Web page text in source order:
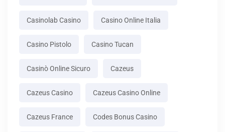
Casinolab Casino Casino Online Italia
Casino Pistolo Casino Tucan
Casinò Online Sicuro Cazeus
Cazeus Casino Cazeus Casino Online
Cazeus France Codes Bonus Casino